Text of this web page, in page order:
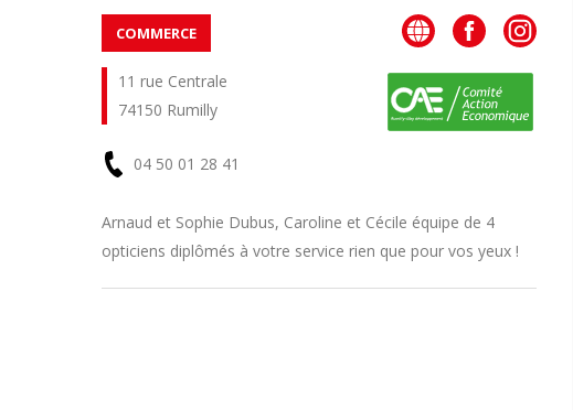
COMMERCE
11 rue Centrale
74150 Rumilly
04 50 01 28 41
En
savoir
plus
Arnaud et Sophie Dubus, Caroline et Cécile équipe de 4
opticiens diplômés à votre service rien que pour vos yeux !